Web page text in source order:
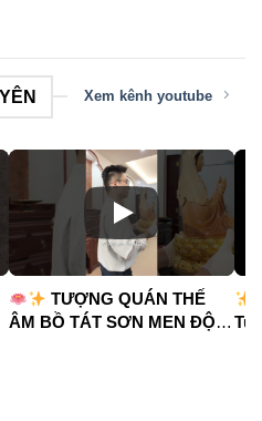
Xem kênh youtube
TƯỢNG QUÁN THẾ
ÂM BỒ TÁT SƠN MEN ĐỘ